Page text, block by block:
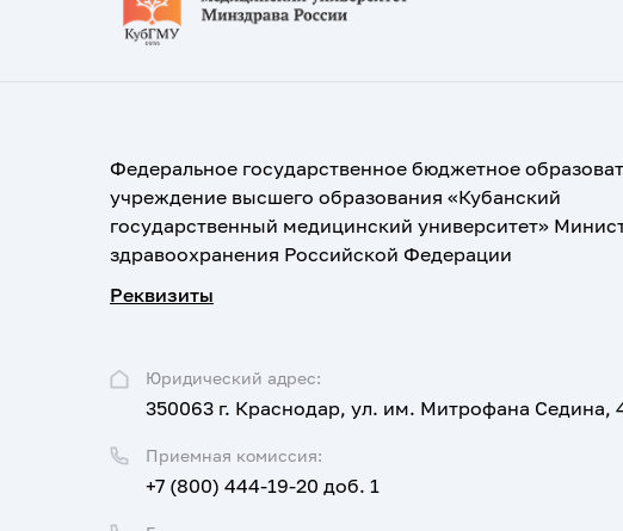
Федеральное государственное бюджетное
учреждение высшего образования «Кубанский
государственный медицинский университет»
здравоохранения Российской Федерации
Реквизиты
Юридический адрес:
350063 г. Краснодар, ул. им. Митрофана Седина,
Приемная комиссия:
+7 (800) 444-19-20 доб. 1